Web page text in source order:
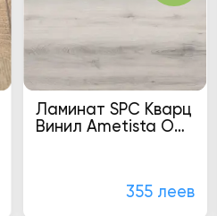
Ламинат SPC Кварц
Винил Ametista Oak
355 леев